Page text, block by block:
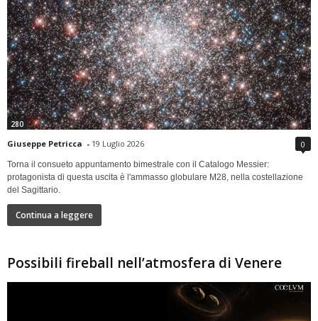
280
Giuseppe Petricca - 19 Luglio 2026 0
Torna il consueto appuntamento bimestrale con il Catalogo Messier:
protagonista di questa uscita è l'ammasso globulare M28, nella costellazione
del Sagittario.
Continua a leggere
Possibili fireball nell’atmosfera di Venere